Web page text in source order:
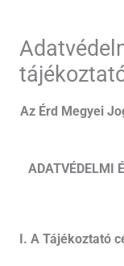
Az Érd Megyei
ADATVÉDELMI
I. A Tájékoztató